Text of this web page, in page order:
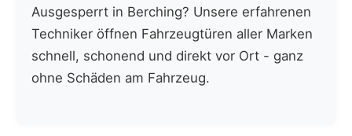
Ausgesperrt in Berching? Unsere erfahrenen
Techniker öffnen Fahrzeugtüren aller Marken
schnell, schonend und direkt vor Ort - ganz
ohne Schäden am Fahrzeug.